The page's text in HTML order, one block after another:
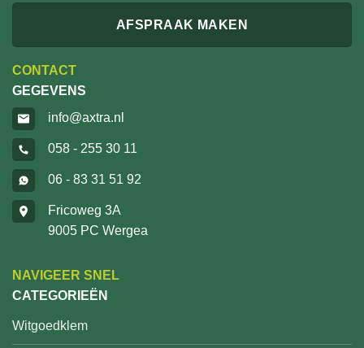
AFSPRAAK MAKEN
CONTACT
GEGEVENS
info@axtra.nl
058 - 255 30 11
06 - 83 31 51 92
Fricoweg 3A
9005 PC Wergea
NAVIGEER SNEL
CATEGORIEËN
Witgoedklem